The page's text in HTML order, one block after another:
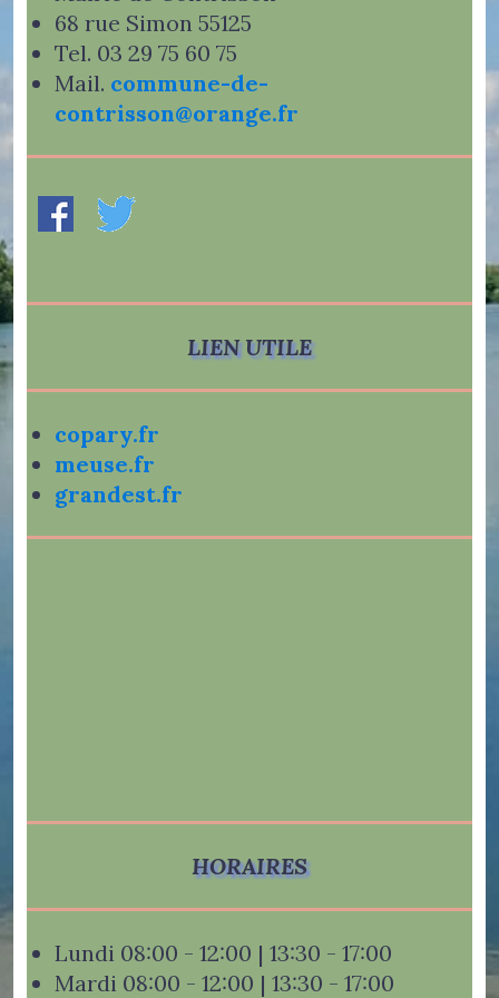
68 rue Simon 55125
Tel. 03 29 75 60 75
Mail. commune-de-
contrisson@orange.fr
LIEN UTILE
copary.fr
meuse.fr
grandest.fr
HORAIRES
Lundi 08:00 - 12:00 | 13:30 - 17:00
Mardi 08:00 - 12:00 | 13:30 - 17:00